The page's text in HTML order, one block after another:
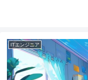
ITエンジニア